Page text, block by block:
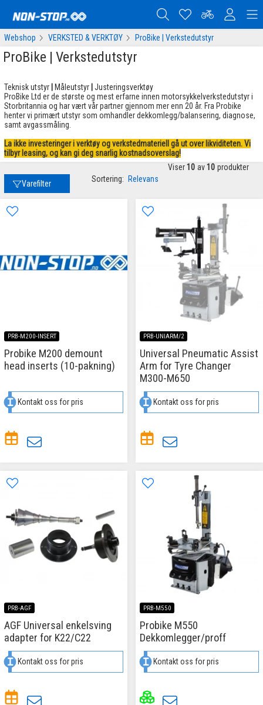
Webshop VERKSTED & VERKTØY ProBike | Verkstedutstyr
ProBike | Verkstedutstyr
Teknisk utstyr Måleutstyr Justeringsverktøy
ProBike Ltd er de største og mest erfarne innen motorsykkelverkstedutstyr i
Storbritannia og har vært vår partner gjennom mer enn 20 år. Fra Probike
henter vi primært utstyr som omhandler dekkomlegg/balansering, diagnose,
samt avgassmåling.
La ikke investeringer i verktøy og verkstedmateriell gå ut over likviditeten. Vi
tilbyr leasing, og kan gi deg snarlig kostnadsoverslag!
Varefilter Sortering: Relevans
Viser 10 av 10 produkter
PRB-M200-INSERT
Probike M200 demount
head inserts (10-pakning)
Kontakt oss for pris
PRB-UNIARM/2
Universal Pneumatic Assist
Arm for Tyre Changer
M300-M650
Kontakt oss for pris
PRB-AGF
AGF Universal enkelsving
adapter for K22/C22
Kontakt oss for pris
PRB-M550
Probike M550
Dekkomlegger/proff
Kontakt oss for pris